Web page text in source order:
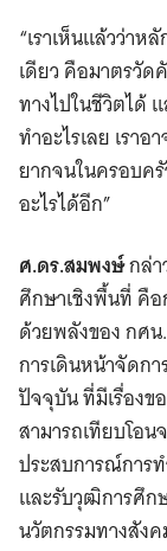
“เราเห็นแล้วว่า
เดียว คือมาตรวัด
ทางไปในชีวิตได้
ทำอะไรเลย เรา
ยากจนในครอบค
อะไรได้อีก”
ศ.ดร.สมพงษ์กล่
ศึกษาเชิงพื้นที่ คื
ด้วยพลังของ กศ
การเดินหน้าจัดก
ปัจจุบัน ที่มีเรื่องข
สามารถเทียบโอ
ประสบการณ์การ
และรับวุฒิการศึก
นวัตกรรมทางสัง